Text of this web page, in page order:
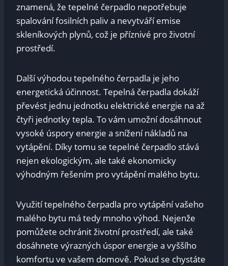
znamená, že tepelné čerpadlo nepotřebuje
spalování fosilních paliv a nevytváří emise
skleníkových plynů, což je příznivé pro životní
prostředí.
Další výhodou tepelného čerpadla je jeho
energetická účinnost. Tepelná čerpadla dokáží
převést jednu jednotku elektrické energie na až
čtyři jednotky tepla. To vám umožní dosáhnout
vysoké úspory energie a snížení nákladů na
vytápění. Díky tomu se tepelné čerpadlo stává
nejen ekologickým, ale také ekonomicky
výhodným řešením pro vytápění malého bytu.
Využití tepelného čerpadla pro vytápění vašeho
malého bytu má tedy mnoho výhod. Nejenže
pomůžete ochránit životní prostředí, ale také
dosáhnete výrazných úspor energie a vyššího
komfortu ve vašem domově. Pokud se chystáte